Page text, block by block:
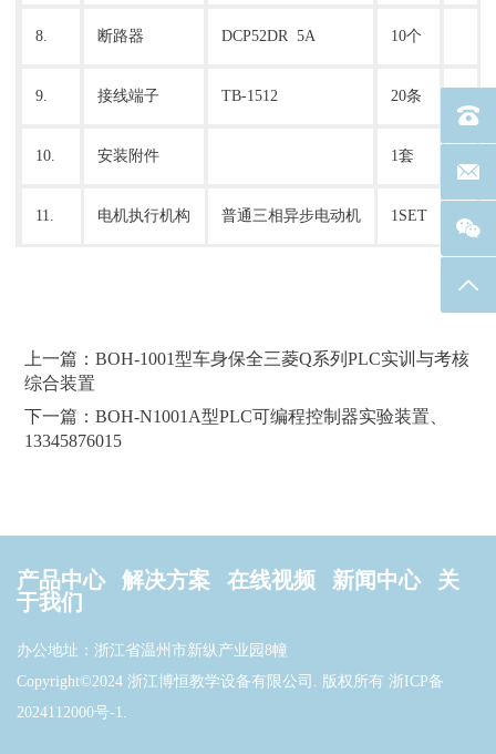
8. 断路器 DCP52DR 5A 10个
9. 接线端子 TB-1512 20条
10. 安装附件 1套
11. 电机执行机构 普通三相异步电动机 1SET
上一篇：BOH-1001型车身保全三菱Q系列PLC实训与考核
综合装置
下一篇：BOH-N1001A型PLC可编程控制器实验装置、
13345876015
产品中心 解决方案 在线视频 新闻中心
关
于我们
办公地址：浙江省温州市新纵产业园8幢
Copyright©2024 浙江博恒教学设备有限公司. 版权所有 浙ICP备
2024112000号-1.
电话
联系
返回